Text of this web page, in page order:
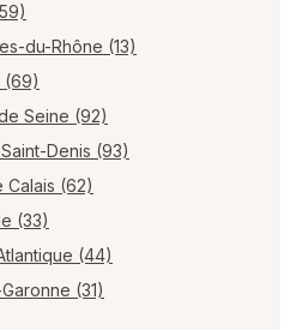
du-Rhône (13)
(69)
Seine (92)
Denis (93)
Calais (62)
(33)
(44)
(31)